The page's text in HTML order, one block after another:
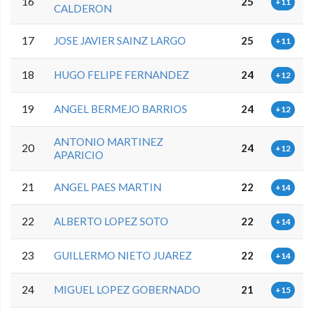
CALDERON
17 JOSE JAVIER SAINZ LARGO 25 +11
18 HUGO FELIPE FERNANDEZ 24 +12
19 ANGEL BERMEJO BARRIOS 24 +12
20
ANTONIO MARTINEZ
APARICIO
24 +12
21 ANGEL PAES MARTIN 22 +14
22 ALBERTO LOPEZ SOTO 22 +14
23 GUILLERMO NIETO JUAREZ 22 +14
24 MIGUEL LOPEZ GOBERNADO 21 +15